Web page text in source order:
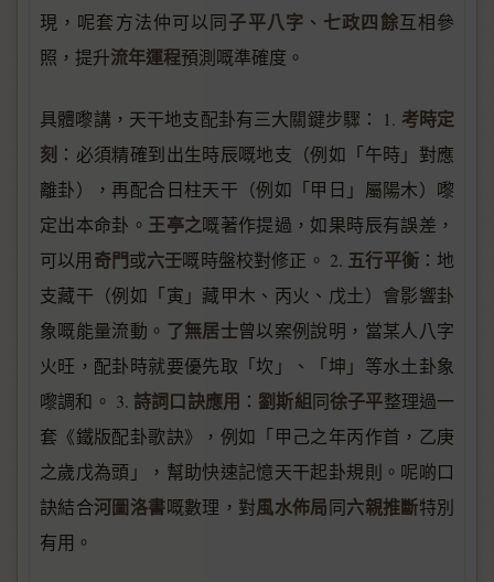
現，呢套方法仲可以同子平八字 、 七政四餘互相參
照，提升流年運程預測嘅準確度。
具體嚟講，天干地支配卦有三大關鍵步驟： 1. 考時定
刻 ：必須精確到出生時辰嘅地支（例如「午時」對應
離卦），再配合日柱天干（例如「甲日」屬陽木）嚟
定出本命卦。 王亭之嘅著作提過，如果時辰有誤差，
可以用奇門或六壬嘅時盤校對修正。 2. 五行平衡：地
支藏干（例如「寅」藏甲木、丙火、戊土）會影響卦
象嘅能量流動。 了無居士曾以案例說明，當某人八字
火旺，配卦時就要優先取「坎」、「坤」等水土卦象
嚟調和。 3. 詩詞口訣應用 ： 劉斯組同徐子平整理過一
套《鐵版配卦歌訣》，例如「甲己之年丙作首，乙庚
之歲戊為頭」，幫助快速記憶天干起卦規則。呢啲口
訣結合河圖洛書嘅數理，對風水佈局同六親推斷特別
有用。